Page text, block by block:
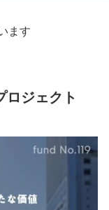
ます
ロジェクト